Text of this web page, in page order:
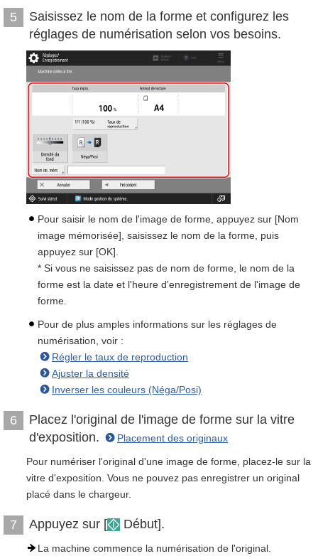
5
Saisissez le nom de la forme et configurez les
réglages de numérisation selon vos besoins.
Pour saisir le nom de l'image de forme, appuyez sur [Nom
image mémorisée], saisissez le nom de la forme, puis
appuyez sur [OK].
* Si vous ne saisissez pas de nom de forme, le nom de la
forme est la date et l'heure d'enregistrement de l'image de
forme.
Pour de plus amples informations sur les réglages de
numérisation, voir :
Régler le taux de reproduction
Ajuster la densité
Inverser les couleurs (Néga/Posi)
6
Placez l'original de l'image de forme sur la vitre
d'exposition.
Placement des originaux
Pour numériser l'original d'une image de forme, placez-le sur la
vitre d'exposition. Vous ne pouvez pas enregistrer un original
placé dans le chargeur.
7 Appuyez sur [ Début].
La machine commence la numérisation de l'original.